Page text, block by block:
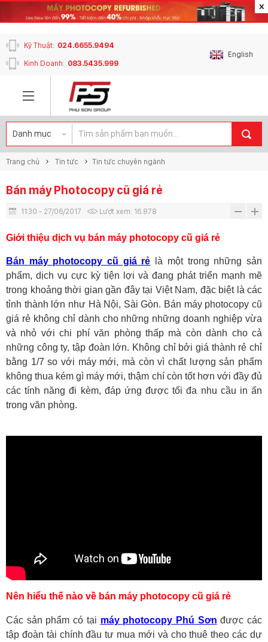
content_copy
English
Kỹ Thuật: 024.6655.9494
Kinh Doanh: 083.5435.999
Trang chủ Tin tức Tin tức chuyên ngành
Bán máy Photocopy cũ giá rẻ
11:30 - 27/06/2017 Lượt xem: 16.878
Giới thiệu dịch vụ bán máy photocopy cũ giá rẻ
Bán máy photocopy cũ giá rẻ là một trong những sản
phẩm, dịch vụ cực kỳ tiện lợi và đang phát triển mạnh mẽ
trong khoảng thời gian gần đây tại Việt Nam, đặc biệt là các
tỉnh thành lớn như Hà Nội, Sài Gòn. Bán máy photocopy cũ
giá rẻ không chỉ dành cho những những doanh nghiệp vừa
và nhỏ với chi phí văn phòng thấp mà còn dành cho cả
những công ty, tập đoàn lớn. Không chỉ bởi giá thành rẻ chỉ
bằng 1/7 so với máy mới, mà còn vì chất lượng sản phẩm
không thua kém gì máy mới, thậm chí còn tốt hơn với đầy đủ
các tính năng đi kèm, đáp ứng được tối đa nhu cầu in ấn
trong văn phòng.
Nên hiểu thế nào về bán máy photocopy cũ giá rẻ
Các sản phẩm có tại máy photocopy Phú Sơn được các
tập đoàn tài chính đầu tư mua mới và cho thuê theo các dự